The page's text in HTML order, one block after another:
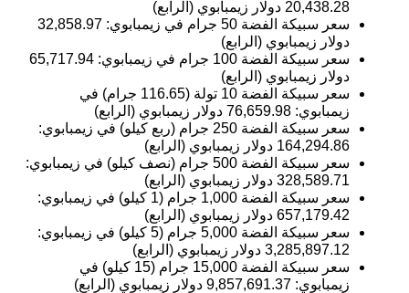
20,438.28 دولار زيمبابوي (الرابع)
سعر سبيكة الفضة 50 جرام في زيمبابوي:
32,858.97
دولار زيمبابوي (الرابع)
سعر سبيكة الفضة 100 جرام في زيمبابوي:
65,717.94
دولار زيمبابوي (الرابع)
سعر سبيكة الفضة 10 تولة (116.65 جرام) في
زيمبابوي: 76,659.98 دولار زيمبابوي (الرابع)
سعر سبيكة الفضة 250 جرام (ربع كيلو) في زيمبابوي:
164,294.86 دولار زيمبابوي (الرابع)
سعر سبيكة الفضة 500 جرام (نصف كيلو) في زيمبابوي:
328,589.71 دولار زيمبابوي (الرابع)
سعر سبيكة الفضة 1,000 جرام (1 كيلو) في زيمبابوي:
657,179.42 دولار زيمبابوي (الرابع)
سعر سبيكة الفضة 5,000 جرام (5 كيلو) في زيمبابوي:
3,285,897.12 دولار زيمبابوي (الرابع)
سعر سبيكة الفضة 15,000 جرام (15 كيلو) في
زيمبابوي: 9,857,691.37 دولار زيمبابوي (الرابع)